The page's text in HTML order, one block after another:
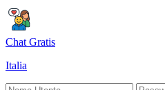
Chat Gratis
Italia